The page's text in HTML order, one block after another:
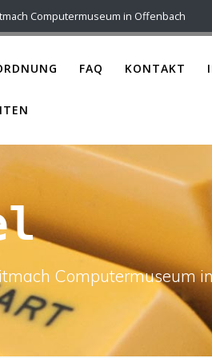
Computermuseum in Offenbach
FAQ KONTAKT
Computermuseum